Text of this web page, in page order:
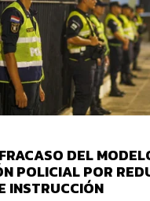
DEL
POLICIAL POR
INSTRUCCIÓN